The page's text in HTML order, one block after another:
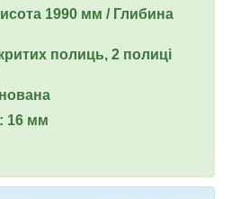
1990 мм / Глибина
полиць, 2 полиці
16 мм